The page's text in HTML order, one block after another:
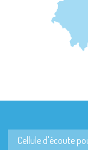
Cellule d'écoute